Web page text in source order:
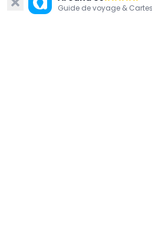
Guide de voyage & Cartes